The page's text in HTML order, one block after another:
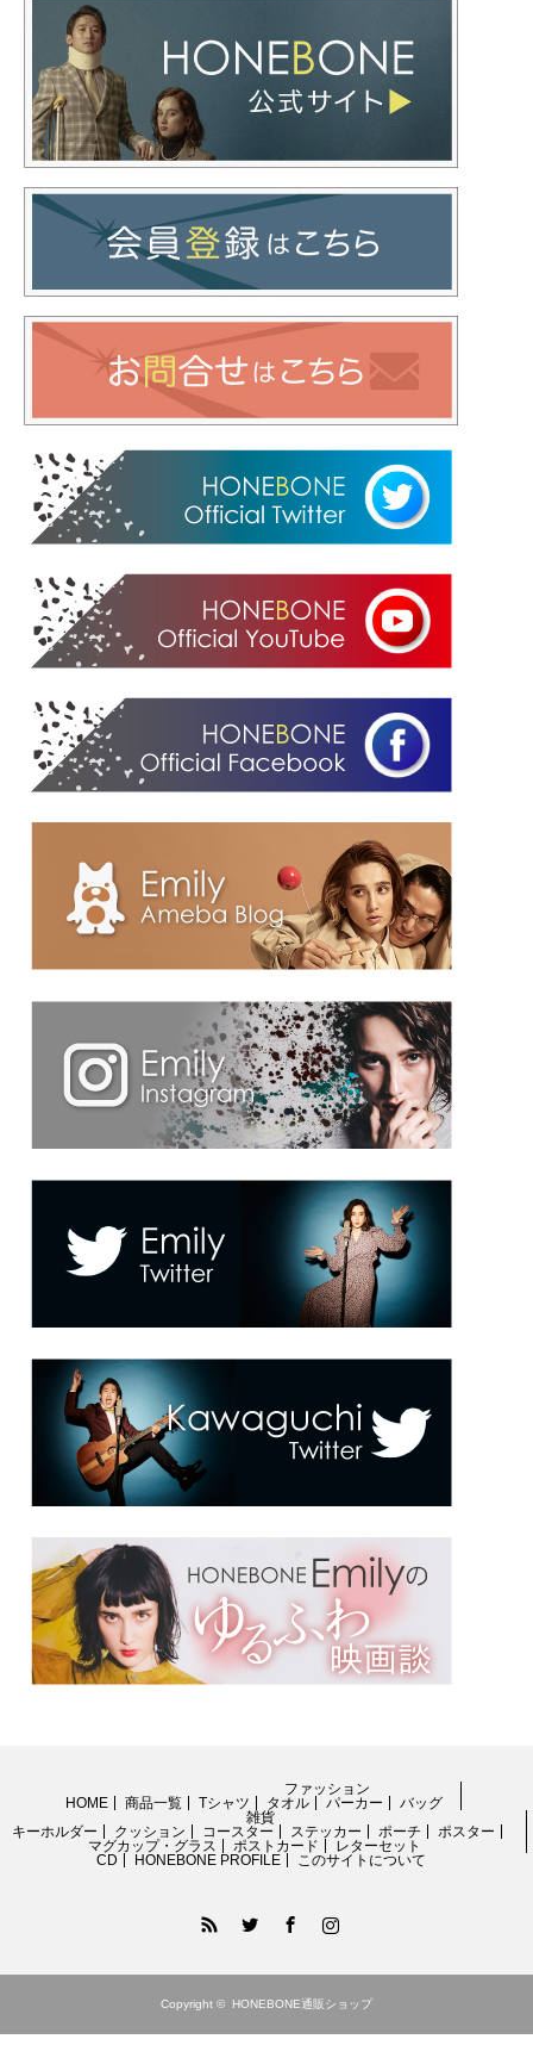
HOME 商品一覧
ファッション
Tシャツ
タオル パーカー
バッグ
雑貨
キーホルダー
クッション コースター ステッカー ポーチ
ポスター
マグカップ・グラス
ポストカード
レターセット
CD
HONEBONE PROFILE このサイトについて
FacebookInstagram
Copyright © HONEBONE通販ショップ